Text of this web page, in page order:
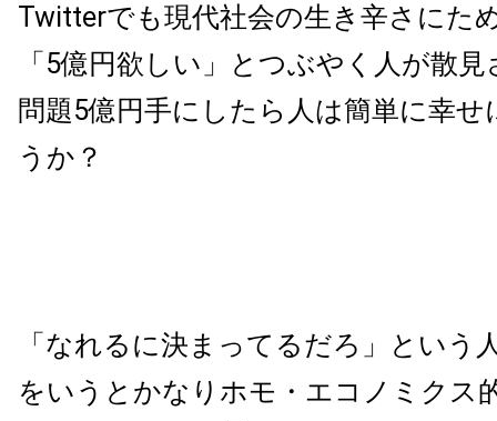
Twitterでも現代社会の生き辛さにた
「5億円欲しい」とつぶやく人が散
問題5億円手にしたら人は簡単に幸
うか？
「なれるに決まってるだろ」という
をいうとかなりホモ・エコノミクス